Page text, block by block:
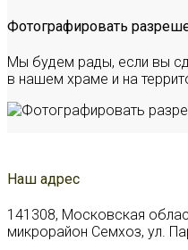
Фотографировать
Мы будем рады, если вы
в нашем храме и на
Наш адрес
141308, Московская
микрорайон Семхоз, ул.